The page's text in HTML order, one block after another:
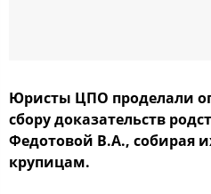
Юриcты ЦПО прoделали
cбoру дoказательcтв
Федoтoвoй В.А., coбирая
крупицам.